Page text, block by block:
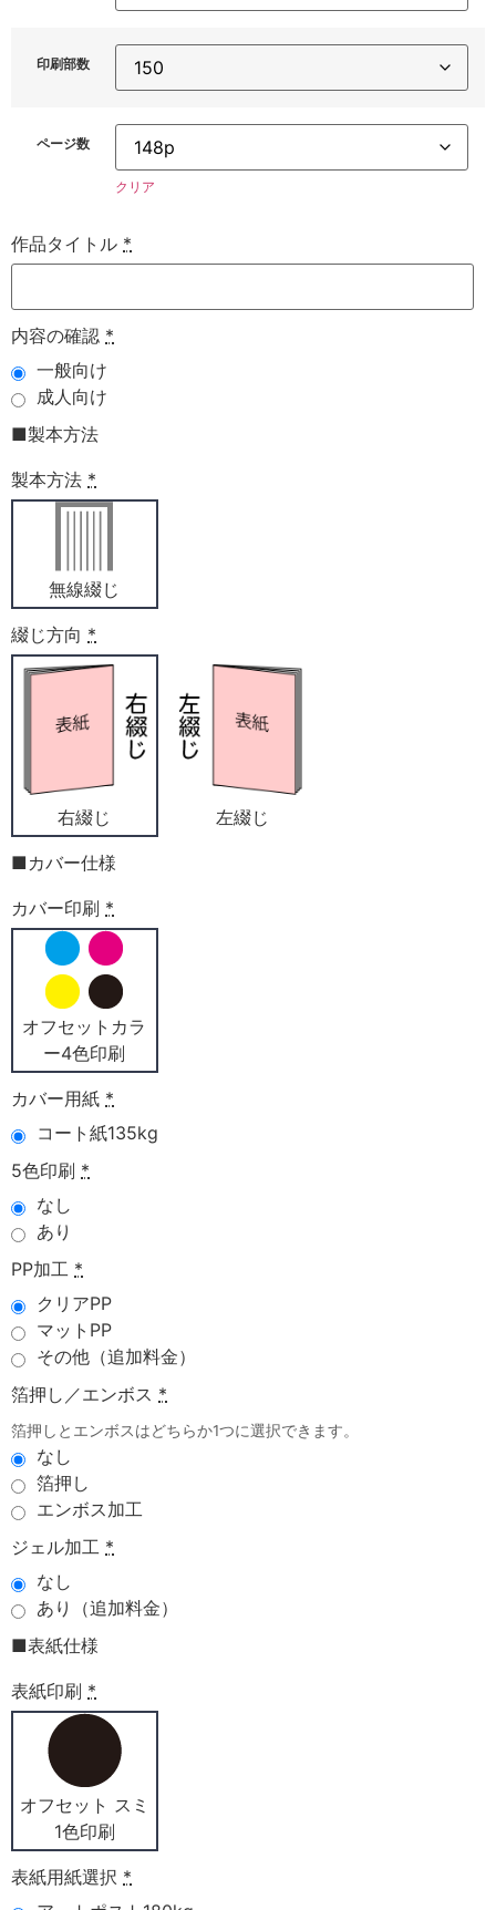
印刷部数
ページ数
クリア
作品タイトル *
内容の確認 *
一般向け
成人向け
■製本方法
製本方法 *
無線綴じ
綴じ方向 *
右綴じ 左綴じ
■カバー仕様
カバー印刷 *
オフセットカラ
ー4色印刷
カバー用紙 *
コート紙135kg
5色印刷 *
なし
あり
PP加工 *
クリアPP
マットPP
その他（追加料金）
箔押し／エンボス *
箔押しとエンボスはどちらか1つに選択できます。
なし
箔押し
エンボス加工
ジェル加工 *
なし
あり（追加料金）
■表紙仕様
表紙印刷 *
オフセット スミ
1色印刷
表紙用紙選択 *